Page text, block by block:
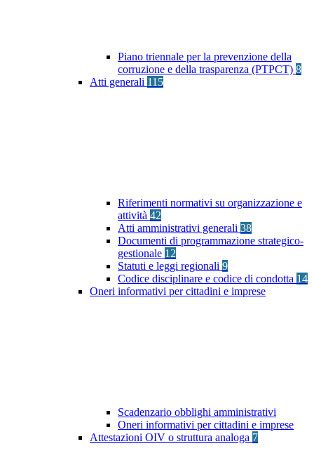
Piano triennale per la prevenzione della
corruzione e della trasparenza (PTPCT) 8
Atti generali 115
Riferimenti normativi su organizzazione e
attività 42
Atti amministrativi generali 38
Documenti di programmazione strategico-
gestionale 12
Statuti e leggi regionali 9
Codice disciplinare e codice di condotta 14
Oneri informativi per cittadini e imprese
Scadenzario obblighi amministrativi
Oneri informativi per cittadini e imprese
Attestazioni OIV o struttura analoga 7